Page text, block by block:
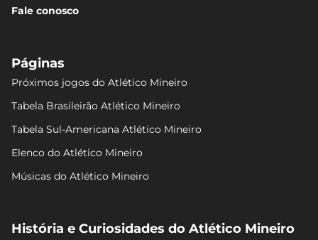
Fale conosco
Páginas
Próximos jogos do Atlético Mineiro
Tabela Brasileirão Atlético Mineiro
Tabela Sul-Americana Atlético Mineiro
Elenco do Atlético Mineiro
Músicas do Atlético Mineiro
História e Curiosidades do Atlético Mineiro